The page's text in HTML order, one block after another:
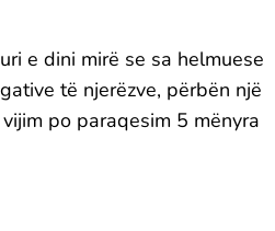
e dini mirë se sa helmuese
të njerëzve, përbën një
po paraqesim 5 mënyra